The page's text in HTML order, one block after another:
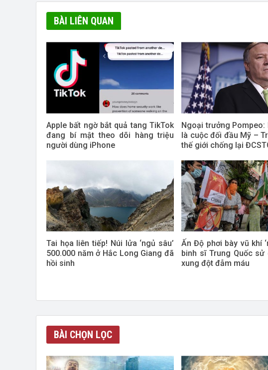
BÀI LIÊN QUAN
Apple bất ngờ bắt quả tang TikTok
đang bí mật theo dõi hàng triệu
người dùng iPhone
Ngoại trưởng Pompeo:
là cuộc đối đầu Mỹ –
thế giới chống lại
Tai họa liên tiếp! Núi lửa ‘ngủ sâu’
500.000 năm ở Hắc Long Giang đã
hồi sinh
Ấn Độ phơi bày vũ khí
binh sĩ Trung Quốc sử
xung đột đẫm máu
BÀI CHỌN LỌC